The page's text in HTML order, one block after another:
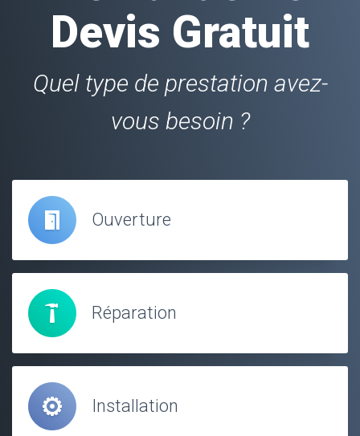
Devis Gratuit
Quel type de prestation avez-
vous besoin ?
Ouverture
Réparation
Installation